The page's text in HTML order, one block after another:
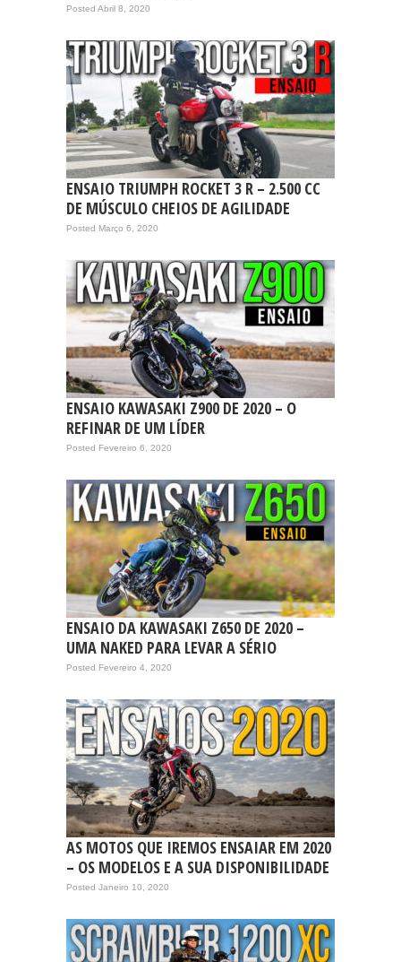
Posted Abril 8, 2020
ENSAIO TRIUMPH ROCKET 3 R – 2.500 CC
DE MÚSCULO CHEIOS DE AGILIDADE
Posted Março 6, 2020
ENSAIO KAWASAKI Z900 DE 2020 – O
REFINAR DE UM LÍDER
Posted Fevereiro 6, 2020
ENSAIO DA KAWASAKI Z650 DE 2020 –
UMA NAKED PARA LEVAR A SÉRIO
Posted Fevereiro 4, 2020
AS MOTOS QUE IREMOS ENSAIAR EM 2020
– OS MODELOS E A SUA DISPONIBILIDADE
Posted Janeiro 10, 2020